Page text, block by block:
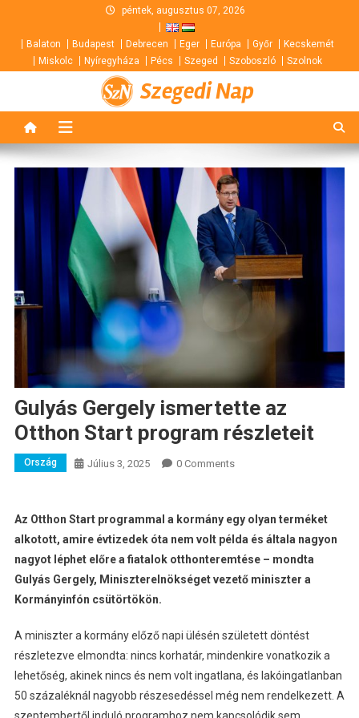
content
péntek, augusztus 07, 2026
Balaton Budapest Debrecen Eger Európa Győr
Kecskemét
Miskolc
Nyíregyháza Pécs Szeged Szoboszló Szolnok
Szegedi Nap
Gulyás Gergely ismertette az
Otthon Start program részleteit
Ország Július 3, 2025 0 Comments
Az Otthon Start programmal a kormány egy olyan terméket
alkotott, amire évtizedek óta nem volt példa és általa nagyon
nagyot léphet előre a fiatalok otthonteremtése – mondta
Gulyás Gergely, Miniszterelnökséget vezető miniszter a
Kormányinfón csütörtökön.
A miniszter a kormány előző napi ülésén született döntést
részletezve elmondta: nincs korhatár, mindenkire vonatkozik a
lehetőség, akinek nincs és nem volt ingatlana, és lakóingatlanban
50 százaléknál nagyobb részesedéssel még nem rendelkezett. A